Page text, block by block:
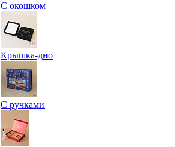
С окошком
Крышка-дно
С ручками